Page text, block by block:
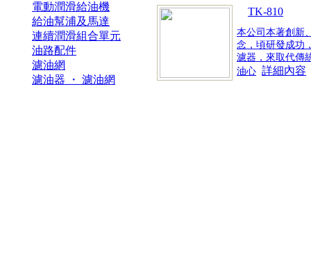
電動潤滑給油機
給油幫浦及馬達
連續潤滑組合單元
油路配件
濾油網
濾油器 ・ 濾油網
TK-810
本公司本著創新
念，頃研發成功
濾器，來取代傳
油心 詳細內容